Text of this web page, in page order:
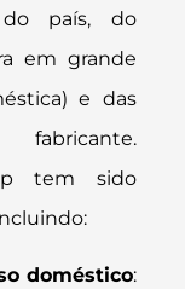
do país, do
em grande
e das
tem sido
doméstico: